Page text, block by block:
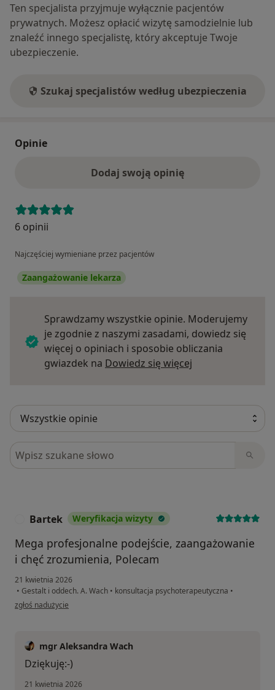
Ten specjalista przyjmuje wyłącznie pacjentów
prywatnych. Możesz opłacić wizytę samodzielnie lub
znaleźć innego specjalistę, który akceptuje Twoje
ubezpieczenie.
Szukaj specjalistów według ubezpieczenia
Opinie
Dodaj swoją opinię
6 opinii
Najczęściej wymieniane przez pacjentów
Zaangażowanie lekarza
Sprawdzamy wszystkie opinie. Moderujemy
je zgodnie z naszymi zasadami, dowiedz się
więcej o opiniach i sposobie obliczania
gwiazdek na Dowiedz się więcej
Szukaj w opiniach
Bartek Weryfikacja wizyty
Mega profesjonalne podejście, zaangażowanie
i chęć zrozumienia, Polecam
21 kwietnia 2026
• Gestalt i oddech. A. Wach • konsultacja psychoterapeutyczna •
w opinii użytkownika Bartek
zgłoś nadużycie
mgr Aleksandra Wach
Dziękuję:-)
21 kwietnia 2026